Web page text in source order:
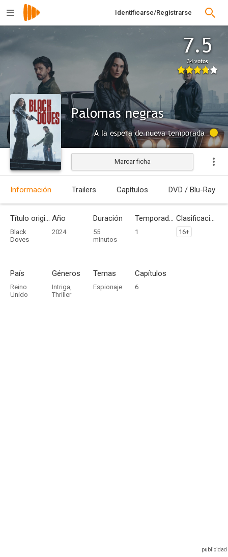
Identificarse/Registrarse
7.5
34 votos
Palomas negras
A la espera de nueva temporada
Marcar ficha
Información Trailers Capítulos DVD / Blu-Ray
Título original
Black
Doves
Año
2024
Duración
55
minutos
Temporadas
1
Clasificación por edades
16+
País
Reino
Unido
Géneros
Intriga,
Thriller
Temas
Espionaje
Capítulos
6